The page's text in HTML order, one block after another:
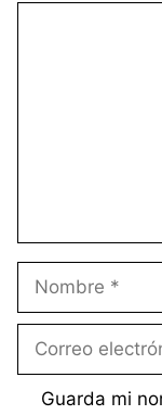
electrónico
Guarda mi